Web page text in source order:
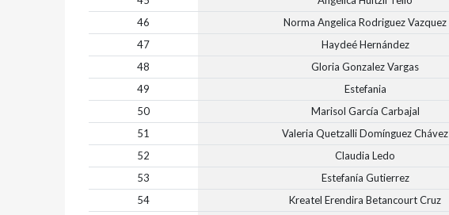
46
Norma Angelica Rodriguez Vazquez
47
Haydeé Hernández
48
Gloria Gonzalez Vargas
49
Estefania
50
Marisol García Carbajal
51
Valeria Quetzalli Domínguez Chávez
52
Claudia Ledo
53
Estefanía Gutierrez
54
Kreatel Erendira Betancourt Cruz